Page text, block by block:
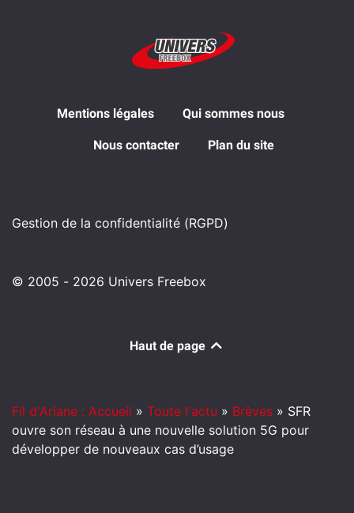
Mentions légales Qui sommes nous
Nous contacter Plan du site
Gestion de la confidentialité (RGPD)
© 2005 - 2026 Univers Freebox
Haut de page
Fil d'Ariane : Accueil » Toute l'actu » Brèves » SFR
ouvre son réseau à une nouvelle solution 5G pour
développer de nouveaux cas d’usage